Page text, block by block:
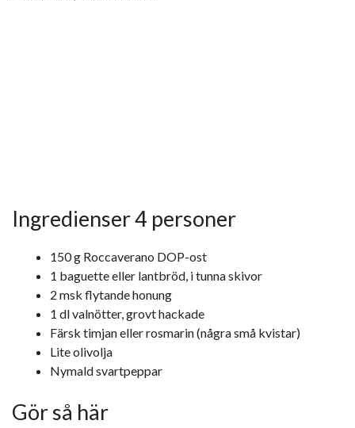
Ingredienser 4 personer
150 g Roccaverano DOP-ost
1 baguette eller lantbröd, i tunna skivor
2 msk flytande honung
1 dl valnötter, grovt hackade
Färsk timjan eller rosmarin (några små kvistar)
Lite olivolja
Nymald svartpeppar
Gör så här